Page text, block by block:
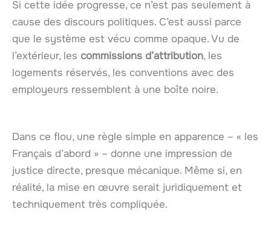
Si cette idée progresse, ce n’est pas seulement à
cause des discours politiques. C’est aussi parce
que le système est vécu comme opaque. Vu de
l’extérieur, les commissions d’attribution, les
logements réservés, les conventions avec des
employeurs ressemblent à une boîte noire.
Dans ce flou, une règle simple en apparence – « les
Français d’abord » – donne une impression de
justice directe, presque mécanique. Même si, en
réalité, la mise en œuvre serait juridiquement et
techniquement très compliquée.